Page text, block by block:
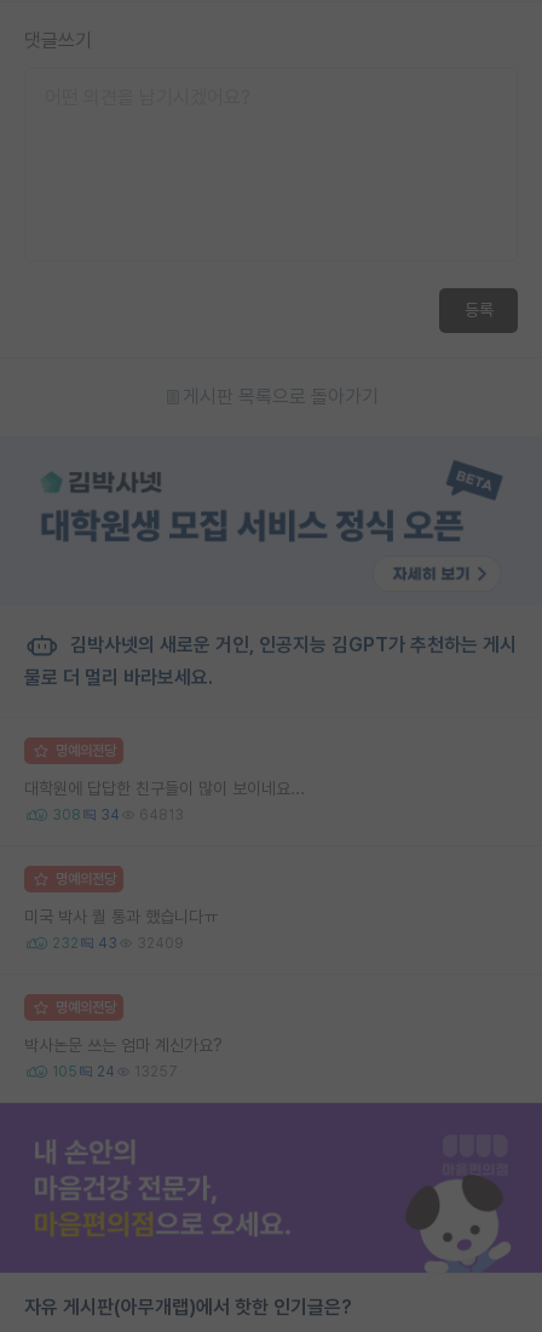
댓글쓰기
등록
게시판 목록으로 돌아가기
김박사넷의 새로운 거인, 인공지능 김GPT가 추천하는 게시
물로 더 멀리 바라보세요.
명예의전당
대학원에 답답한 친구들이 많이 보이네요...
308 34 64813
명예의전당
미국 박사 퀄 통과 했습니다ㅠ
232 43 32409
명예의전당
박사논문 쓰는 엄마 계신가요?
105 24 13257
자유 게시판(아무개랩)에서 핫한 인기글은?